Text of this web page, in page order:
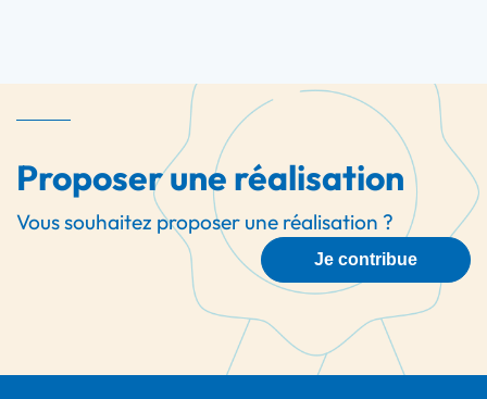
Proposer une réalisation
Vous souhaitez proposer une réalisation ?
Je contribue